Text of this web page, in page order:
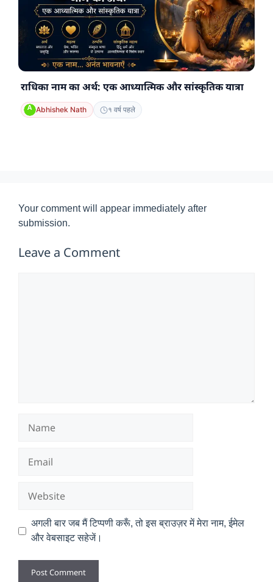
राधिका नाम का अर्थ: एक आध्यात्मिक और सांस्कृतिक यात्रा
Abhishek Nath १ वर्ष पहले
Your comment will appear immediately after
submission.
Leave a Comment
अगली बार जब मैं टिप्पणी करूँ, तो इस ब्राउज़र में मेरा नाम, ईमेल
और वेबसाइट सहेजें।